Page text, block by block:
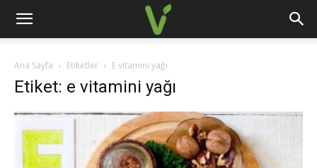
Ana Sayfa Etiketler E vitamini yağı
Etiket: e vitamini yağı